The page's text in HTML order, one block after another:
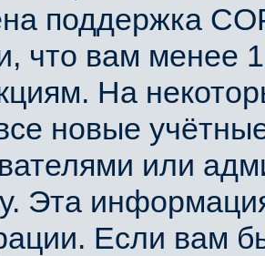
поддержка
что вам менее
На
новые
или
Эта
Если вам